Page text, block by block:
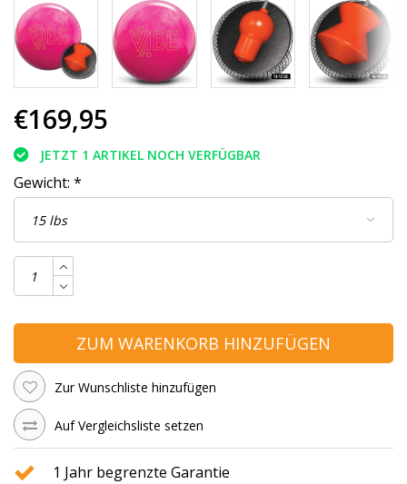
€169,95
JETZT 1 ARTIKEL NOCH VERFÜGBAR
Gewicht: *
ZUM WARENKORB HINZUFÜGEN
Zur Wunschliste hinzufügen
Auf Vergleichsliste setzen
1 Jahr begrenzte Garantie